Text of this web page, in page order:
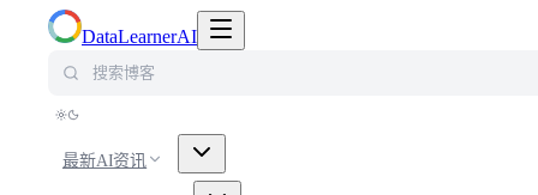
DataLearnerAI
最新AI资讯